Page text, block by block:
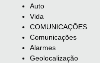
Auto
Vida
COMUNICAÇÕES
Comunicações
Alarmes
Geolocalização